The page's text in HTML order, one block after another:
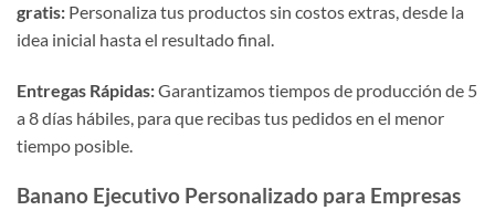
gratis: Personaliza tus productos sin costos extras, desde la
idea inicial hasta el resultado final.
Entregas Rápidas:Garantizamos tiempos de producción de 5
a 8 días hábiles, para que recibas tus pedidos en el menor
tiempo posible.
Banano Ejecutivo Personalizado para Empresas